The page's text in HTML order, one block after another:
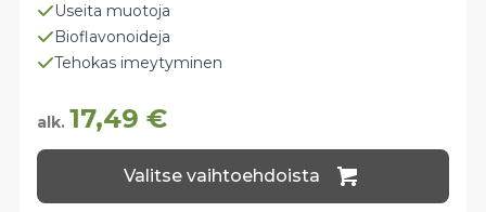
Useita muotoja
Bioflavonoideja
Tehokas imeytyminen
alk. 17,49€
Valitse vaihtoehdoista
Tällä
tuotteella
on